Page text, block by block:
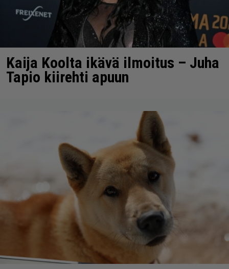
Kaija Koolta ikävä ilmoitus – Juha
Tapio kiirehti apuun